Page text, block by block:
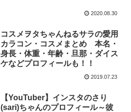
2020.08.30
コスメヲタちゃんねるサラの愛用
カラコン・コスメまとめ 本名・
身長・体重・年齢・旦那・ダイス
ケなどプロフィールも！！
2019.07.23
【YouTuber】インスタのさり
(sari)ちゃんのプロフィール～彼